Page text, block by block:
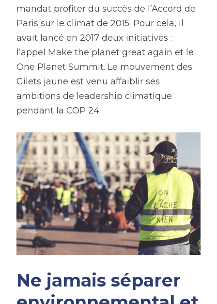
mandat profiter du succès de l’Accord de
Paris sur le climat de 2015. Pour cela, il
avait lancé en 2017 deux initiatives :
l’appel Make the planet great again et le
One Planet Summit. Le mouvement des
Gilets jaune est venu affaiblir ses
ambitions de leadership climatique
pendant la COP 24.
Ne jamais séparer